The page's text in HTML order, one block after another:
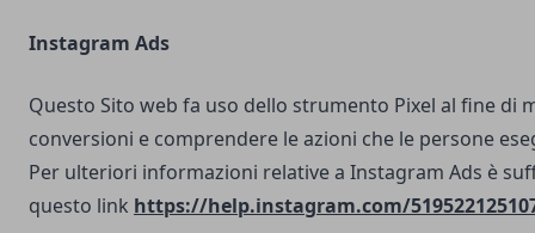
Instagram Ads
Questo Sito web fa uso dello strumento Pixel al fine di
conversioni e comprendere le azioni che le persone
Per ulteriori informazioni relative a Instagram Ads è
questo link https://help.instagram.com/